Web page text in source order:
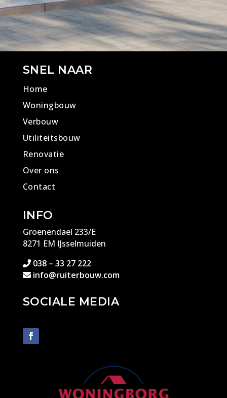
SNEL NAAR
Home
Woningbouw
Verbouw
Utiliteitsbouw
Renovatie
Over ons
Contact
INFO
Groenendael 233/E
8271 EM IJsselmuiden
038 – 33 27 222
info@ruiterbouw.com
SOCIALE MEDIA